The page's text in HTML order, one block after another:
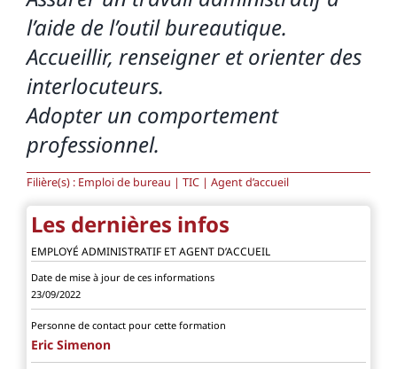
l’aide de l’outil bureautique.
Accueillir, renseigner et orienter des
interlocuteurs.
Adopter un comportement
professionnel.
Filière(s) : Emploi de bureau | TIC | Agent d’accueil
Les dernières infos
EMPLOYÉ ADMINISTRATIF ET AGENT D’ACCUEIL
Date de mise à jour de ces informations
23/09/2022
Personne de contact pour cette formation
Eric Simenon